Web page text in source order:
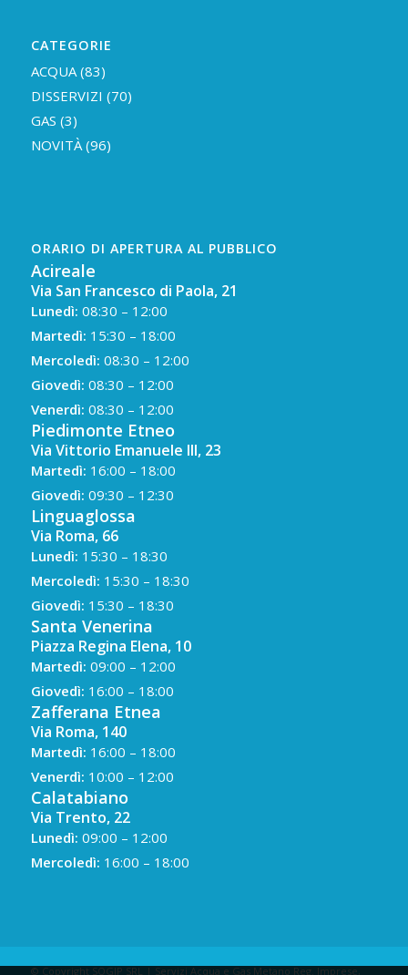
CATEGORIE
ACQUA(83)
DISSERVIZI (70)
GAS (3)
NOVITÀ(96)
ORARIO DI APERTURA AL PUBBLICO
Acireale
Via San Francesco di Paola, 21
Lunedì: 08:30 – 12:00
Martedì: 15:30 – 18:00
Mercoledì: 08:30 – 12:00
Giovedì: 08:30 – 12:00
Venerdì: 08:30 – 12:00
Piedimonte Etneo
Via Vittorio Emanuele III, 23
Martedì: 16:00 – 18:00
Giovedì: 09:30 – 12:30
Linguaglossa
Via Roma, 66
Lunedì: 15:30 – 18:30
Mercoledì: 15:30 – 18:30
Giovedì: 15:30 – 18:30
Santa Venerina
Piazza Regina Elena, 10
Martedì: 09:00 – 12:00
Giovedì: 16:00 – 18:00
Zafferana Etnea
Via Roma, 140
Martedì: 16:00 – 18:00
Venerdì: 10:00 – 12:00
Calatabiano
Via Trento, 22
Lunedì: 09:00 – 12:00
Mercoledì: 16:00 – 18:00
© Copyright SOGIP SRL | Servizi Acqua e Gas Metano Reg. Imprese,